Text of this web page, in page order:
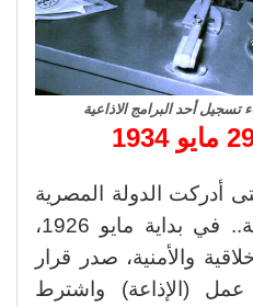
تسجيل أحد البرامج الاذاعية
أدركت الدولة المصرية
أن هذا الجهاز ليس لعبة.. في بداية مايو 1926،
والأمنية، صدر قرار
(الإذاعة) واشترط